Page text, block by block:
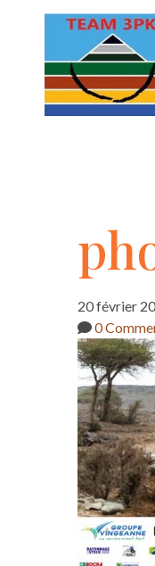
04
20 février
0